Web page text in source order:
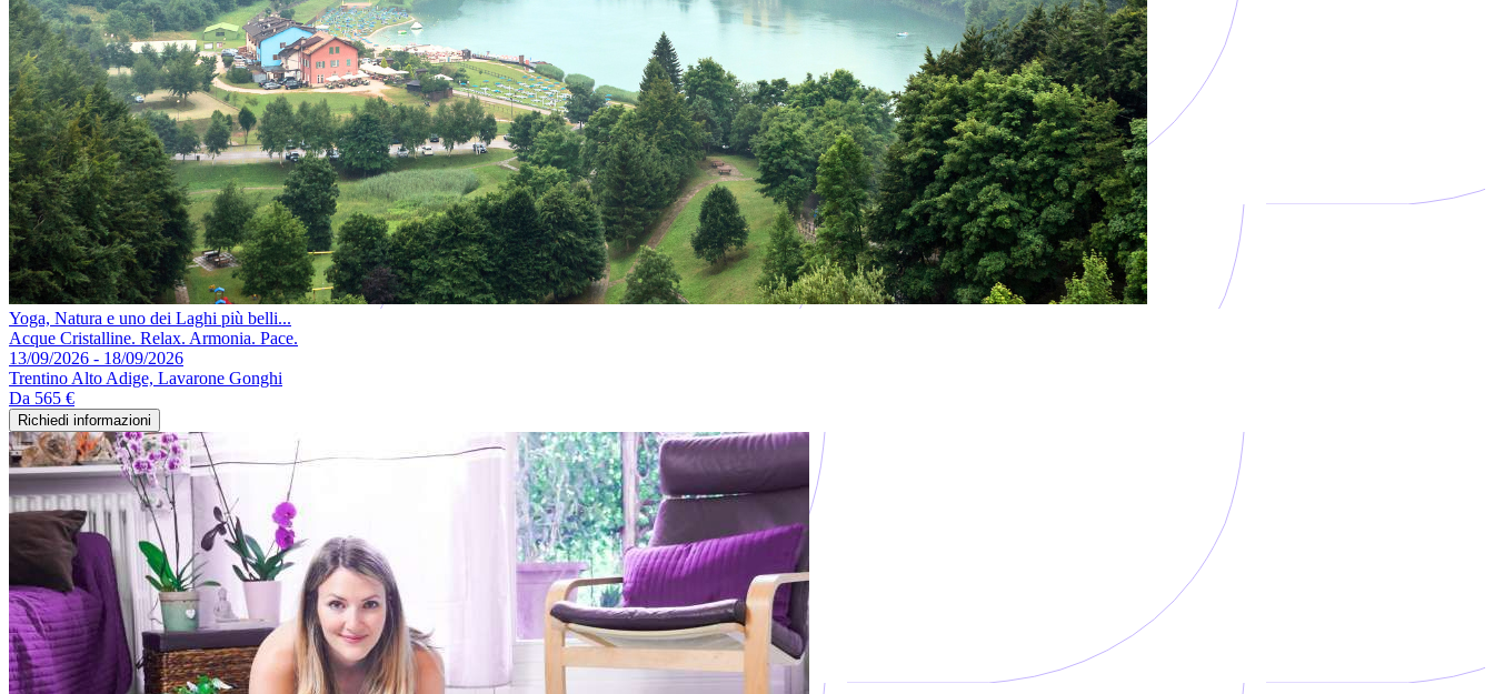
Yoga, Natura e uno dei Laghi più belli...
Acque Cristalline. Relax. Armonia. Pace.
13/09/2026 - 18/09/2026
Trentino Alto Adige, Lavarone Gonghi
Da 565 €
Richiedi informazioni